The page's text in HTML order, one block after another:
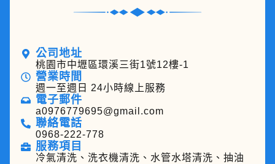
公司地址
桃園市中壢區環溪三街1號12樓-1
營業時間
週一至週日 24小時線上服務
電子郵件
a0976779695@gmail.com
聯絡電話
0968-222-778
服務項目
冷氣清洗、洗衣機清洗、水管水塔清洗、抽油